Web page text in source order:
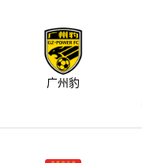
广州豹